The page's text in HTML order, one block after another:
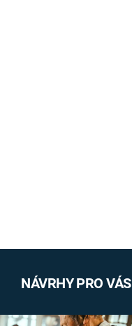
NÁVRHY PRO VÁS